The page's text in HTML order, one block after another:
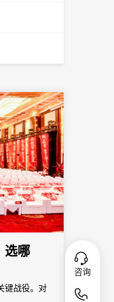
选哪
键战役。对
咨询